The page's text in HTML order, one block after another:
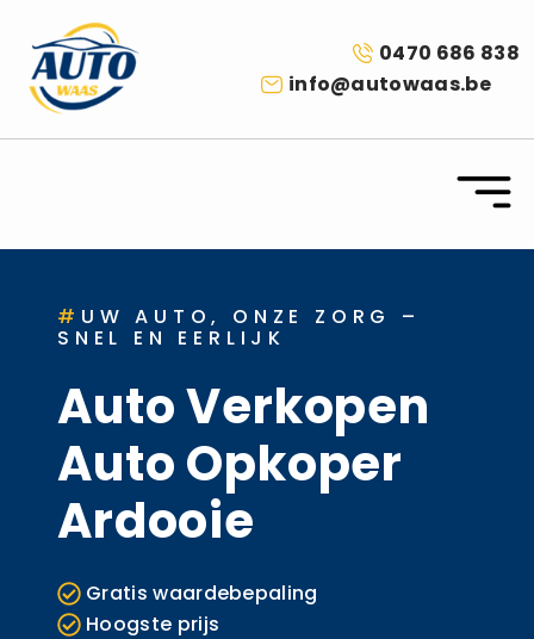
0470 686 838
info@autowaas.be
# UW AUTO, ONZE ZORG –
SNEL EN EERLIJK
Auto Verkopen
Auto Opkoper
Ardooie
Gratis waardebepaling
Hoogste prijs